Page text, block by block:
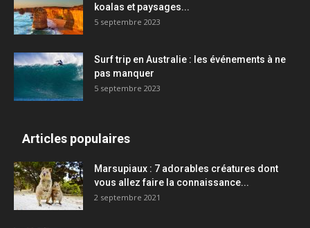
koalas et paysages...
5 septembre 2023
Surf trip en Australie : les événements à ne
pas manquer
5 septembre 2023
Articles populaires
Marsupiaux : 7 adorables créatures dont
vous allez faire la connaissance...
2 septembre 2021